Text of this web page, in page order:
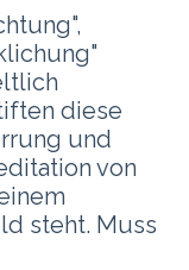
diese
und
von
steht. Muss